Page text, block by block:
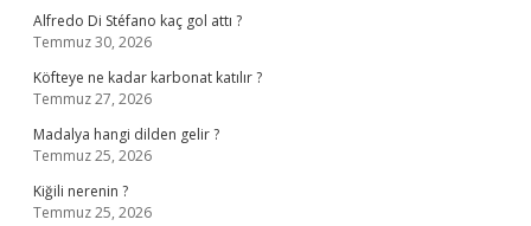
Alfredo Di Stéfano kaç gol attı ?
Temmuz 30, 2026
Köfteye ne kadar karbonat katılır ?
Temmuz 27, 2026
Madalya hangi dilden gelir ?
Temmuz 25, 2026
Kiğili nerenin ?
Temmuz 25, 2026